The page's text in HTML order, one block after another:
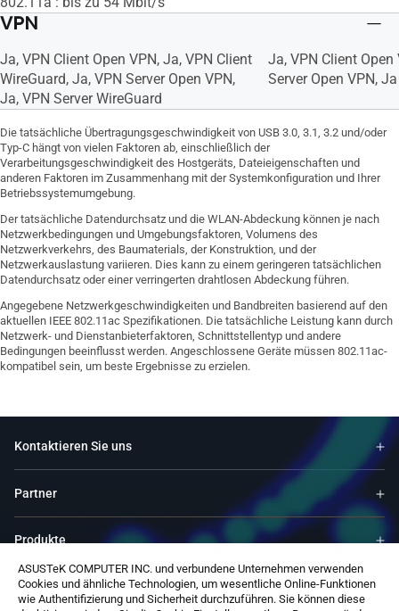
ASUSTeK COMPUTER INC. und verbundene Unternehmen verwenden
Cookies und ähnliche Technologien, um wesentliche Online-Funktionen
wie Authentifizierung und Sicherheit durchzuführen. Sie können diese
VPN
Ja, VPN Client Open VPN, Ja, VPN Client
WireGuard, Ja, VPN Server Open VPN,
Ja, VPN Server WireGuard
Ja, VPN Client Open
Server Open VPN, Ja
Die tatsächliche Übertragungsgeschwindigkeit von USB 3.0, 3.1, 3.2 und/oder
Typ-C hängt von vielen Faktoren ab, einschließlich der
Verarbeitungsgeschwindigkeit des Hostgeräts, Dateieigenschaften und
anderen Faktoren im Zusammenhang mit der Systemkonfiguration und Ihrer
Betriebssystemumgebung.
Der tatsächliche Datendurchsatz und die WLAN-Abdeckung können je nach
Netzwerkbedingungen und Umgebungsfaktoren, Volumens des
Netzwerkverkehrs, des Baumaterials, der Konstruktion, und der
Netzwerkauslastung variieren. Dies kann zu einem geringeren tatsächlichen
Datendurchsatz oder einer verringerten drahtlosen Abdeckung führen.
Angegebene Netzwerkgeschwindigkeiten und Bandbreiten basierend auf den
aktuellen IEEE 802.11ac Spezifikationen. Die tatsächliche Leistung kann durch
Netzwerk- und Dienstanbieterfaktoren, Schnittstellentyp und andere
Bedingungen beeinflusst werden. Angeschlossene Geräte müssen 802.11ac-
kompatibel sein, um beste Ergebnisse zu erzielen.
Kontaktieren Sie uns
Partner
Produkte
Ressourcen